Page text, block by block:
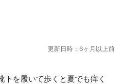
更新日時：6ヶ月以上前
を履いて歩くと夏でも痒く